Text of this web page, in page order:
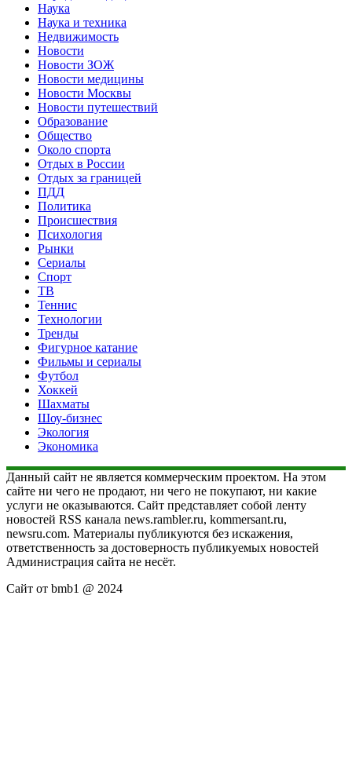
Наука
Наука и техника
Недвижимость
Новости
Новости ЗОЖ
Новости медицины
Новости Москвы
Новости путешествий
Образование
Общество
Около спорта
Отдых в России
Отдых за границей
ПДД
Политика
Происшествия
Психология
Рынки
Сериалы
Спорт
ТВ
Теннис
Технологии
Тренды
Фигурное катание
Фильмы и сериалы
Футбол
Хоккей
Шахматы
Шоу-бизнес
Экология
Экономика
Данный сайт не является коммерческим проектом. На этом
сайте ни чего не продают, ни чего не покупают, ни какие
услуги не оказываются. Сайт представляет собой ленту
новостей RSS канала news.rambler.ru, kommersant.ru,
newsru.com. Материалы публикуются без искажения,
ответственность за достоверность публикуемых новостей
Администрация сайта не несёт.
Сайт от bmb1 @ 2024